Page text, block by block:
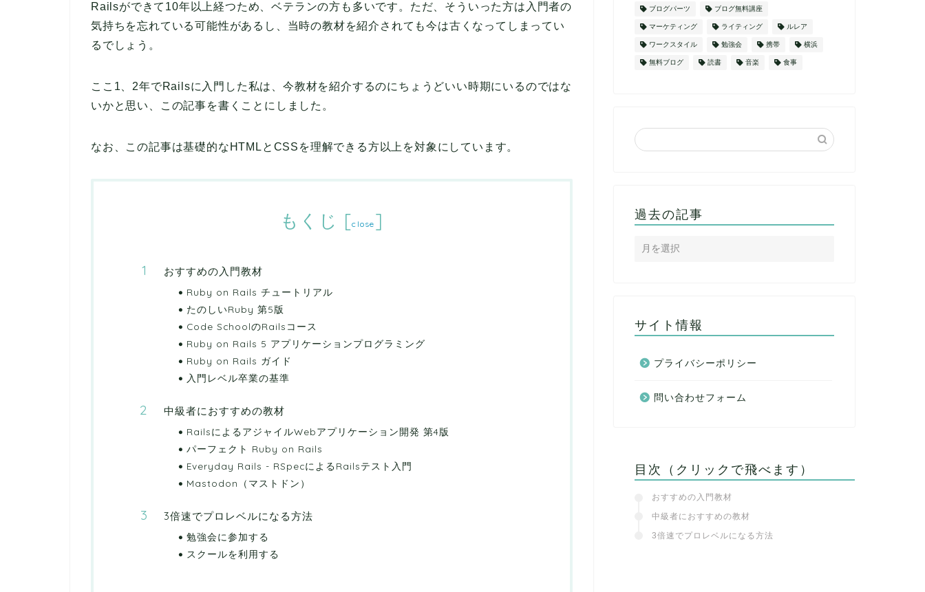
Railsができて10年以上経つため、ベテランの方も多いです。ただ、そういった方は入門者の
気持ちを忘れている可能性があるし、当時の教材を紹介されても今は古くなってしまってい
るでしょう。
ここ1、2年でRailsに入門した私は、今教材を紹介するのにちょうどいい時期にいるのではな
いかと思い、この記事を書くことにしました。
なお、この記事は基礎的なHTMLとCSSを理解できる方以上を対象にしています。
もくじ [close ]
おすすめの入門教材
Ruby on Rails チュートリアル
たのしいRuby 第5版
Code SchoolのRailsコース
Ruby on Rails 5 アプリケーションプログラミング
Ruby on Rails ガイド
入門レベル卒業の基準
中級者におすすめの教材
RailsによるアジャイルWebアプリケーション開発 第4版
パーフェクト Ruby on Rails
Everyday Rails - RSpecによるRailsテスト入門
Mastodon（マストドン）
3倍速でプロレベルになる方法
勉強会に参加する
スクールを利用する
ブログパーツ ブログ無料講座
マーケティング ライティング ルレア
ワークスタイル 勉強会 携帯 横浜
無料ブログ 読書 音楽 食事
過去の記事
サイト情報
プライバシーポリシー
問い合わせフォーム
目次（クリックで飛べます）
おすすめの入門教材
中級者におすすめの教材
3倍速でプロレベルになる方法